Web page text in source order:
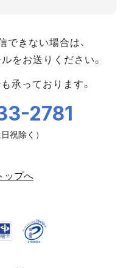
きない場合は、
をお送りください。
承っております。
2781
ップへ